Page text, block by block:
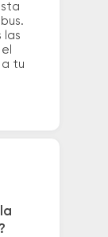
las
tu